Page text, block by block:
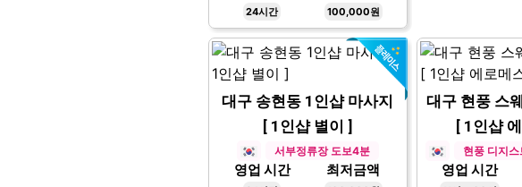
24시간 100,000원
대구 송현동 1인샵 마사지
[ 1인샵 별이 ]
서부정류장 도보4분
영업 시간 최저금액
대구 현풍 스
[ 1인샵
현풍 디지
영업 시간